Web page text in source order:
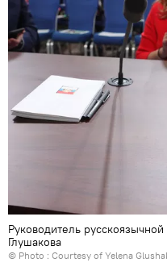
Руководитель
Глушакова
© Photo : Courtesy of Yelena